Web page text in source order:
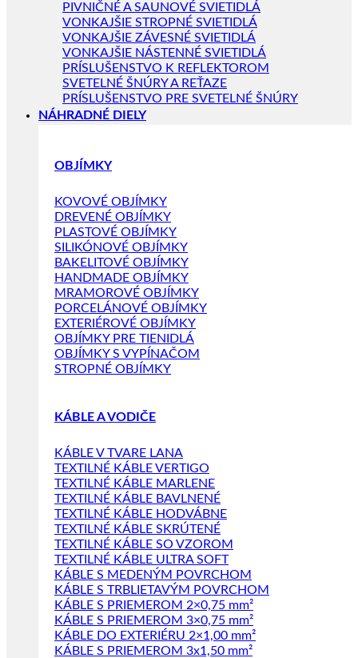
PIVNIČNÉ A SAUNOVÉ SVIETIDLÁ
VONKAJŠIE STROPNÉ SVIETIDLÁ
VONKAJŠIE ZÁVESNÉ SVIETIDLÁ
VONKAJŠIE NÁSTENNÉ SVIETIDLÁ
PRÍSLUŠENSTVO K REFLEKTOROM
SVETELNÉ ŠNÚRY A REŤAZE
PRÍSLUŠENSTVO PRE SVETELNÉ ŠNÚRY
NÁHRADNÉ DIELY
OBJÍMKY
KOVOVÉ OBJÍMKY
DREVENÉ OBJÍMKY
PLASTOVÉ OBJÍMKY
SILIKÓNOVÉ OBJÍMKY
BAKELITOVÉ OBJÍMKY
HANDMADE OBJÍMKY
MRAMOROVÉ OBJÍMKY
PORCELÁNOVÉ OBJÍMKY
EXTERIÉROVÉ OBJÍMKY
OBJÍMKY PRE TIENIDLÁ
OBJÍMKY S VYPÍNAČOM
STROPNÉ OBJÍMKY
KÁBLE A VODIČE
KÁBLE V TVARE LANA
TEXTILNÉ KÁBLE VERTIGO
TEXTILNÉ KÁBLE MARLENE
TEXTILNÉ KÁBLE BAVLNENÉ
TEXTILNÉ KÁBLE HODVÁBNE
TEXTILNÉ KÁBLE SKRÚTENÉ
TEXTILNÉ KÁBLE SO VZOROM
TEXTILNÉ KÁBLE ULTRA SOFT
KÁBLE S MEDENÝM POVRCHOM
KÁBLE S TRBLIETAVÝM POVRCHOM
KÁBLE S PRIEMEROM 2×0,75 mm²
KÁBLE S PRIEMEROM 3×0,75 mm²
KÁBLE DO EXTERIÉRU 2×1,00 mm²
KÁBLE S PRIEMEROM 3x1,50 mm²